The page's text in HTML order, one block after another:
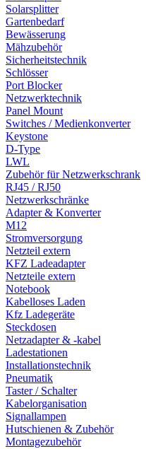
Solarsplitter
Gartenbedarf
Bewässerung
Mähzubehör
Sicherheitstechnik
Schlösser
Port Blocker
Netzwerktechnik
Panel Mount
Switches / Medienkonverter
Keystone
D-Type
LWL
Zubehör für Netzwerkschrank
RJ45 / RJ50
Netzwerkschränke
Adapter & Konverter
M12
Stromversorgung
Netzteil extern
KFZ Ladeadapter
Netzteile extern
Notebook
Kabelloses Laden
Kfz Ladegeräte
Steckdosen
Netzadapter & -kabel
Ladestationen
Installationstechnik
Pneumatik
Taster / Schalter
Kabelorganisation
Signallampen
Hutschienen & Zubehör
Montagezubehör